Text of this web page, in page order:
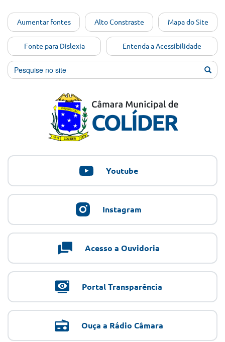
conteúdo
[Alt+1]
Ir para
o menu
[Alt+2]
[Alt+4]
Aumentar fontes Alto Constraste Mapa do Site
Fonte para Dislexia Entenda a Acessibilidade
Youtube
Instagram
Acesso a Ouvidoria
Portal Transparência
Ouça a Rádio Câmara